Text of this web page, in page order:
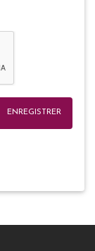
ENREGISTRER